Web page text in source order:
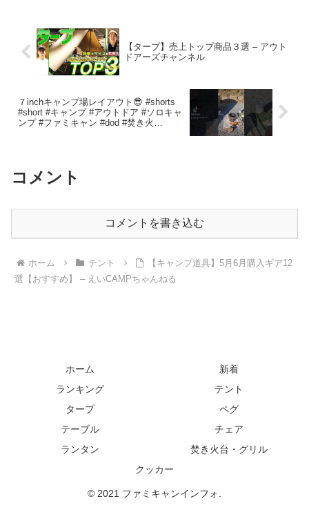
【タープ】売上トップ商品３選 – アウト
ドアーズチャンネル
７inchキャンプ場レイアウト😎 #shorts
#short #キャンプ #アウトドア #ソロキャ
ンプ #ファミキャン #dod #焚き火
コメント
コメントを書き込む
ホーム テント
【キャンプ道具】5月6月購入ギア12
選【おすすめ】 – えいCAMPちゃんねる
ホーム
新着
ランキング
テント
タープ
ペグ
テーブル
チェア
ランタン
焚き火台・グリル
クッカー
© 2021 ファミキャンインフォ.